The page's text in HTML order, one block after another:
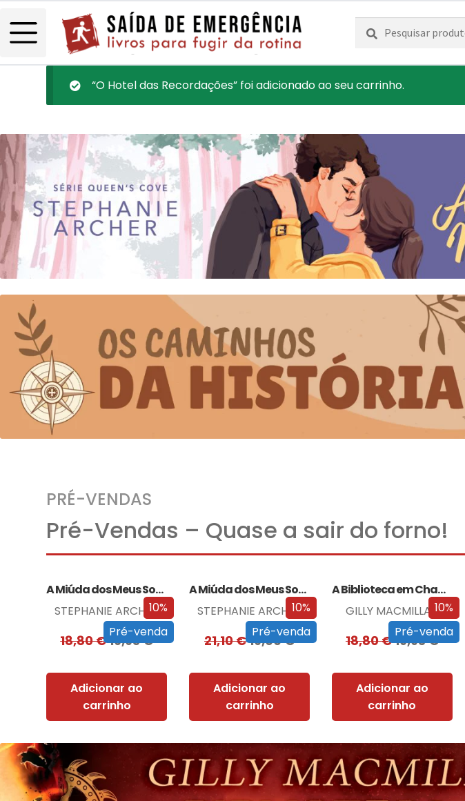
Pesquisar
por:
Pesquisa
“O Hotel das Recordações” foi adicionado ao seu carrinho.
PRÉ-VENDAS
Pré-Vendas – Quase a sair do forno!
10%
Pré-venda
A Miúda dos Meus Sonhos
STEPHANIE ARCHER
18,80€16,93€
Adicionar ao
carrinho
10%
Pré-venda
A Miúda dos Meus Sonhos – Edição…
STEPHANIE ARCHER
21,10€19,00€
Adicionar ao
carrinho
10%
Pré-venda
A Biblioteca em Chamas
GILLY MACMILLAN
18,80€16,93€
Adicionar ao
carrinho